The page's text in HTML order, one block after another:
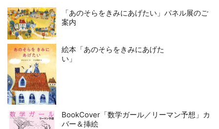
「あのそらをきみにあげたい」パネル展のご
案内
絵本「あのそらをきみにあげた
い」
BookCover「数学ガール／リーマン予想」カ
バー＆挿絵